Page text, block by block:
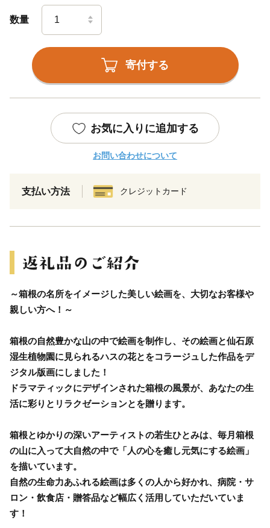
数量
寄付する
お気に入りに追加する
お問い合わせについて
支払い方法 クレジットカード
～箱根の名所をイメージした美しい絵画を、大切なお客様や
親しい方へ！～
箱根の自然豊かな山の中で絵画を制作し、その絵画と仙石原
湿生植物園に見られるハスの花とをコラージュした作品をデ
ジタル版画にしました！
ドラマティックにデザインされた箱根の風景が、あなたの生
活に彩りとリラクゼーションとを贈ります。
箱根とゆかりの深いアーティストの若生ひとみは、毎月箱根
の山に入って大自然の中で「人の心を癒し元気にする絵画」
を描いています。
自然の生命力あふれる絵画は多くの人から好かれ、病院・サ
ロン・飲食店・贈答品など幅広く活用していただいていま
す！